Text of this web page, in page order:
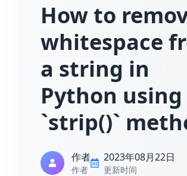
How to
whitespace
a string in
Python
`strip()`
作者
作者
2023年08月22日
更新时间